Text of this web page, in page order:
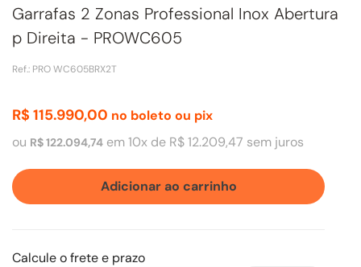
Garrafas 2 Zonas Professional Inox Abertura
p Direita - PROWC605
Ref.: PRO WC605BRX2T
R$ 115.990,00 no boleto ou pix
ou R$122.094,74 em10x de R$12.209,47 sem juros
Adicionar ao carrinho
Calcule o frete e prazo